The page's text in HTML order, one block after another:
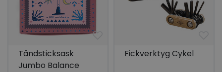
Tändsticksask
Jumbo Balance
Fickverktyg Cykel